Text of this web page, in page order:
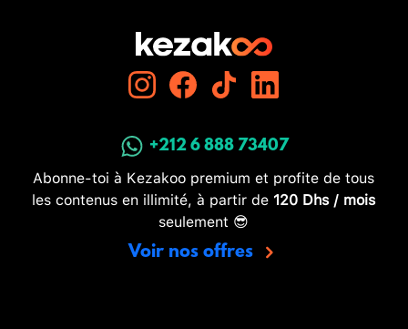
+212 6 888 73407
Abonne-toi à Kezakoo premium et profite de tous
les contenus en illimité, à partir de 120 Dhs / mois
seulement 😎
Voir nos offres